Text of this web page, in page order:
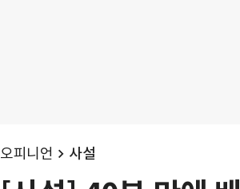
오피니언 사설